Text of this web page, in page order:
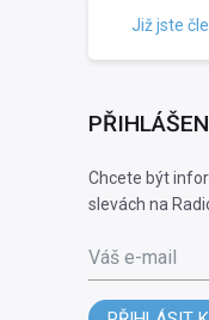
Již jste
Chcete být
slevách na
Váš e-mail